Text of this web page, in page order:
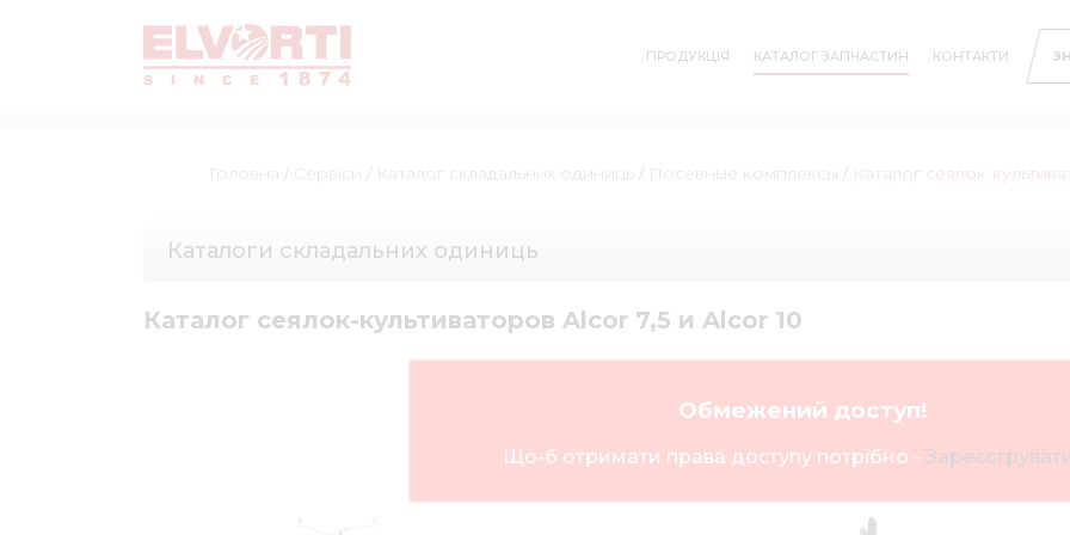
ПРОДУКЦІЯ КАТАЛОГ ЗАПЧАСТИН КОНТАКТИ
Головна / Сервіси / Каталог складальних одиниць / Посевные комплексы / Каталог сеялок-
Каталоги складальних одиниць
Каталог сеялок-культиваторов Alcor 7,5 и Alcor 10
Обмежений доступ!
Що-б отримати права доступу потрібно -